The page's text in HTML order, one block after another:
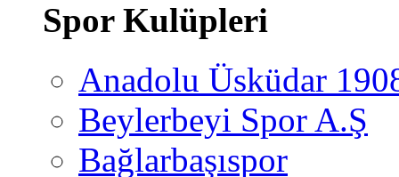
Spor Kulüpleri
Anadolu Üsküdar
Beylerbeyi Spor A.Ş
Bağlarbaşıspor